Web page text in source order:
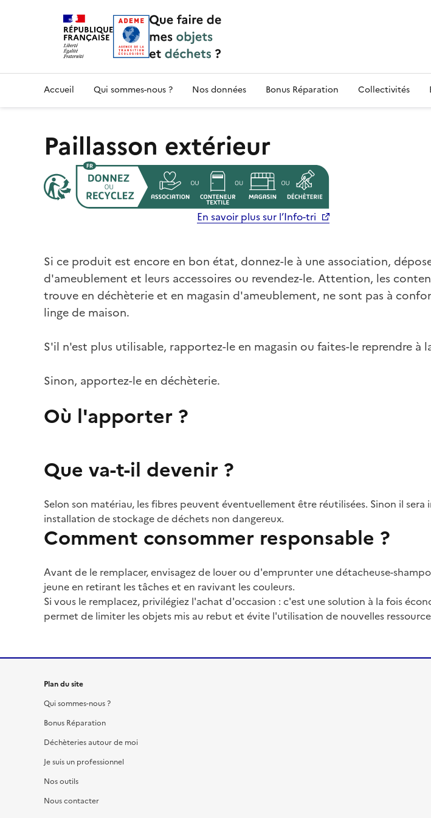
Accueil — Que Faire de mes objets & déchets
Accueil Qui sommes-nous ? Nos données Bonus Réparation Collectivités
Paillasson extérieur
En savoir plus sur l’Info-tri
Si ce produit est encore en bon état, donnez-le à une association,
d'ameublement et leurs accessoires ou revendez-le. Attention, les
trouve en déchèterie et en magasin d'ameublement, ne sont pas à
linge de maison.
S'il n'est plus utilisable, rapportez-le en magasin ou faites-le reprendre
Sinon, apportez-le en déchèterie.
Où l'apporter ?
Que va-t-il devenir ?
Selon son matériau, les fibres peuvent éventuellement être réutilisées. Sinon il
installation de stockage de déchets non dangereux.
Comment consommer responsable ?
Avant de le remplacer, envisagez de louer ou d'emprunter une détacheuse-
jeune en retirant les tâches et en ravivant les couleurs.
Si vous le remplacez, privilégiez l'achat d'occasion : c'est une solution à la fois
permet de limiter les objets mis au rebut et évite l'utilisation de nouvelles
Plan du site
Qui sommes-nous ?
Bonus Réparation
Déchèteries autour de moi
Je suis un professionnel
Nos outils
Nous contacter